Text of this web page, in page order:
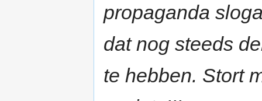
propaganda
dat nog steeds
te hebben. Stort